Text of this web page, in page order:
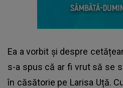
Ea a vorbit și despre
s-a spus că ar fi vrut să se
în căsătorie pe Larisa Uță.